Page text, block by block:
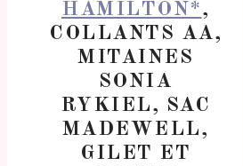
HAMILTON*,
COLLANTS AA,
MITAINES
SONIA
RYKIEL, SAC
MADEWELL,
GILET ET